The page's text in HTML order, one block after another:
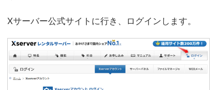
Xサーバー公式サイトに行き、ログインします。